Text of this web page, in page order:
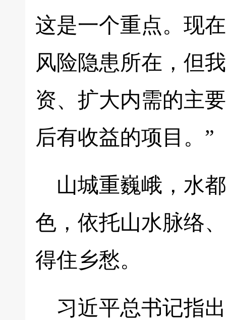
这是一个重点。现
风险隐患所在，但
资、扩大内需的主
后有收益的项目。”
山城重巍峨，水
色，依托山水脉络
得住乡愁。
习近平总书记指